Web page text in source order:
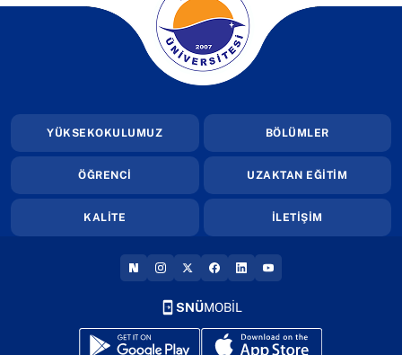
(yeni sekmede açılır)
YÜKSEKOKULUMUZ BÖLÜMLER
ÖĞRENCİ UZAKTAN EĞİTİM
KALİTE İLETİŞİM
(YENI SEKMEDE AÇILIR)
(YENI SEKMEDE AÇILIR)
(YENI SEKMEDE AÇILIR)
(YENI SEKMEDE AÇILIR)
(YENI SEKMEDE AÇILIR)
(YENI SEKMEDE
SNÜMOBİL